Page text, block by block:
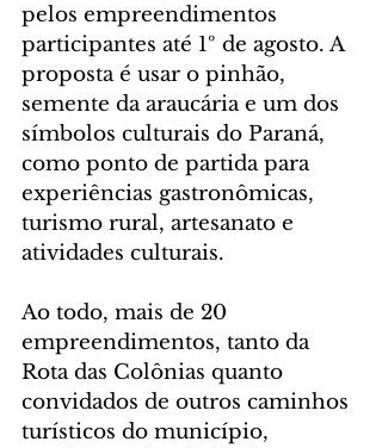
pelos empreendimentos
participantes até 1º de agosto. A
proposta é usar o pinhão,
semente da araucária e um dos
símbolos culturais do Paraná,
como ponto de partida para
experiências gastronômicas,
turismo rural, artesanato e
atividades culturais.
Ao todo, mais de 20
empreendimentos, tanto da
Rota das Colônias quanto
convidados de outros caminhos
turísticos do município,